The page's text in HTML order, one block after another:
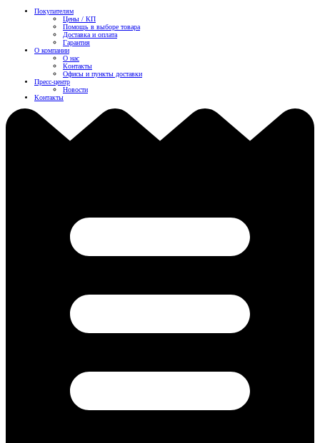
Покупателям
Цены / КП
Помощь в выборе товара
Доставка и оплата
Гарантия
О компании
О нас
Контакты
Офисы и пункты доставки
Пресс-центр
Новости
Контакты